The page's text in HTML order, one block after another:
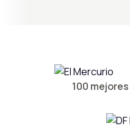
100 mejores